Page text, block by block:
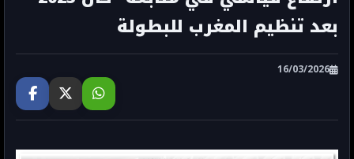
بعد تنظيم المغرب للبطولة
16/03/2026